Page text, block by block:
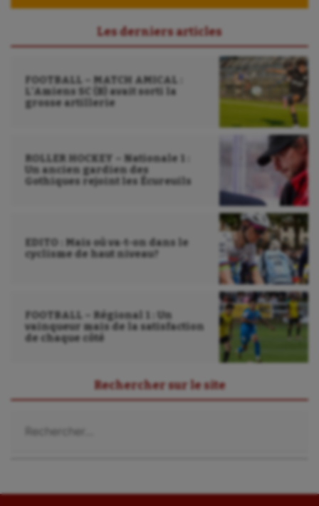
Voile
Wakeboard
Water-polo
Les derniers articles
FOOTBALL – MATCH AMICAL :
L’Amiens SC (B) avait sorti la
grosse artillerie
ROLLER HOCKEY – Nationale 1 :
Un ancien gardien des
Gothiques rejoint les Écureuils
EDITO : Mais où va-t-on dans le
cyclisme de haut niveau?
FOOTBALL – Régional 1 : Un
vainqueur mais de la satisfaction
de chaque côté
Rechercher sur le site